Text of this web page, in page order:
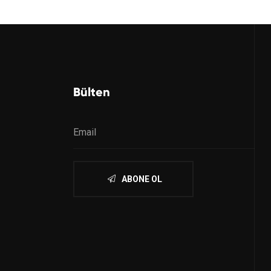
Bülten
ABONE OL